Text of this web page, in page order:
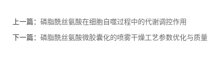
上一篇： 磷脂酰丝氨酸在细胞自噬过程中的代谢调控作用
下一篇： 磷脂酰丝氨酸微胶囊化的喷雾干燥工艺参数优化与质量